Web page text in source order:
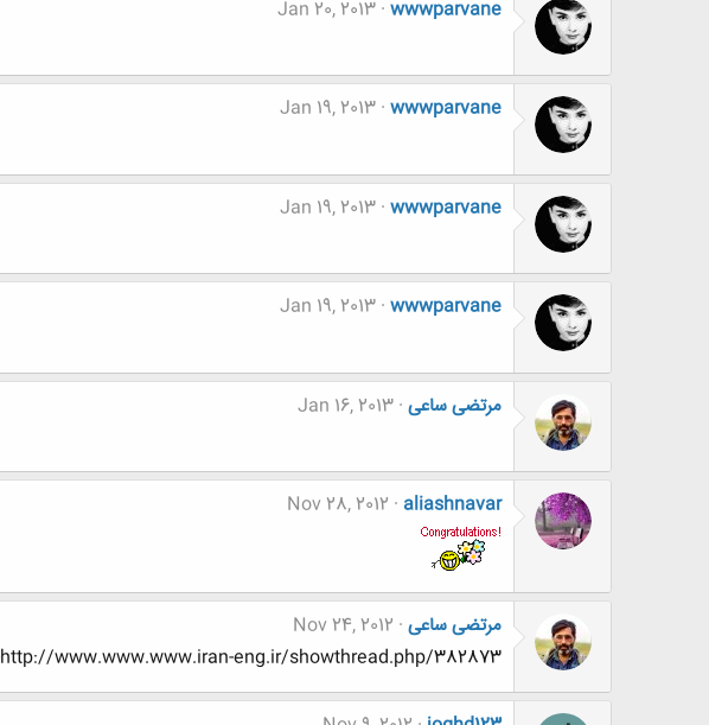
wwwparvane
Jan 20, 2013
wwwparvane
Jan 19, 2013
wwwparvane
Jan 19, 2013
wwwparvane
Jan 19, 2013
مرتضی ساعی Jan 16, 2013
aliashnavar
Nov 28, 2012
مرتضی ساعی Nov 24, 2012
http://www.www.www.iran-eng.ir/showthread.php/382873-تصاویر-مذهبی-با-کیفیت-بالا-(مناسبت-ها-و/page27